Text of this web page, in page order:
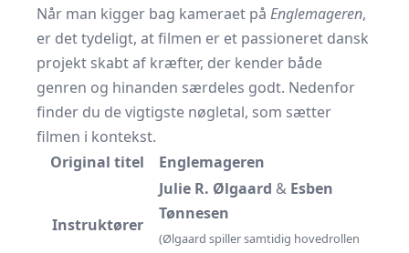
Når man kigger bag kameraet på Englemageren,
er det tydeligt, at filmen er et passioneret dansk
projekt skabt af kræfter, der kender både
genren og hinanden særdeles godt. Nedenfor
finder du de vigtigste nøgletal, som sætter
filmen i kontekst.
Original titel
Englemageren
Instruktører
Julie R. Ølgaard & Esben
Tønnesen
(Ølgaard spiller samtidig hovedrollen